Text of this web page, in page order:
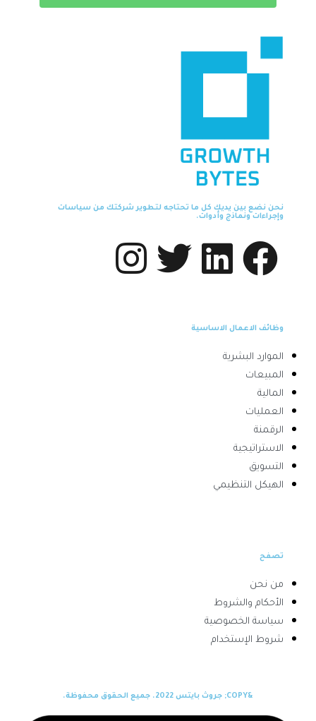
نحن نضع بين يديك كل ما تحتاجه لتطوير شركتك من سياسات
وإجراءات ونماذج وأدوات.
وظائف الاعمال الاساسية
الموارد البشرية
المبيعات
المالية
العمليات
الرقمنة
الاستراتيجية
التسويق
الهيكل التنظيمي
من نحن
الأحكام والشروط
سياسة الخصوصية
شروط الإستخدام